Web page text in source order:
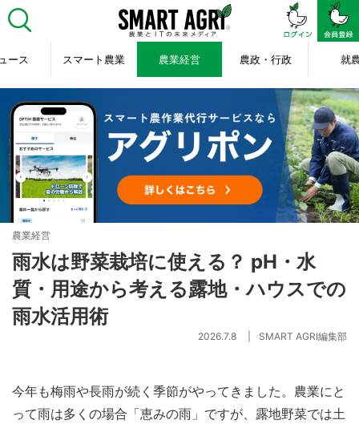
ース スマート農業 農業経営 農政・行政 就
農業経営
雨水は野菜栽培に使える？ pH・水
質・用途から考える露地・ハウスでの
雨水活用術
2026.7.8 SMART AGRI編集部
今年も梅雨や長雨が続く季節がやってきました。農業にと
って雨は多くの場合「恵みの雨」ですが、露地野菜では土